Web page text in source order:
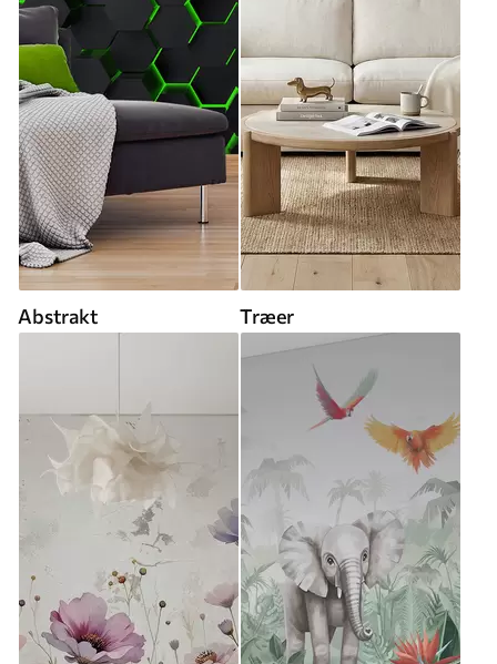
Abstrakt Træer